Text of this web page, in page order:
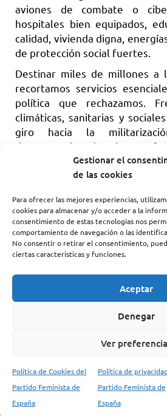
Gestionar el
de las cookies
Para ofrecer las mejores experiencias,
cookies para almacenar y/o acceder a la
consentimiento de estas tecnologías nos
comportamiento de navegación o las
No consentir o retirar el consentimiento,
ciertas características y funciones.
Aceptar
Denegar
Ver
Política de Cookies del
Partido Feminista de
España
Política de
Partido Feminista de
España
aviones de combate o
hospitales bien equipados,
calidad, vivienda digna,
de protección social fuertes.
Destinar miles de millones a
recortamos servicios
política que rechazamos.
climáticas, sanitarias y
giro hacia la
desproporcionado, sino
La paz no se sostiene con
crecientes, sino con
Exigimos que esos fondos se
a fortalecer los servicios
derechos humanos básicos
seguridad humana real.
de guerra en lugar de cuidar de
Tesis del Partido